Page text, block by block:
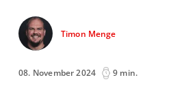
Timon Menge
08. November 2024 9 min.